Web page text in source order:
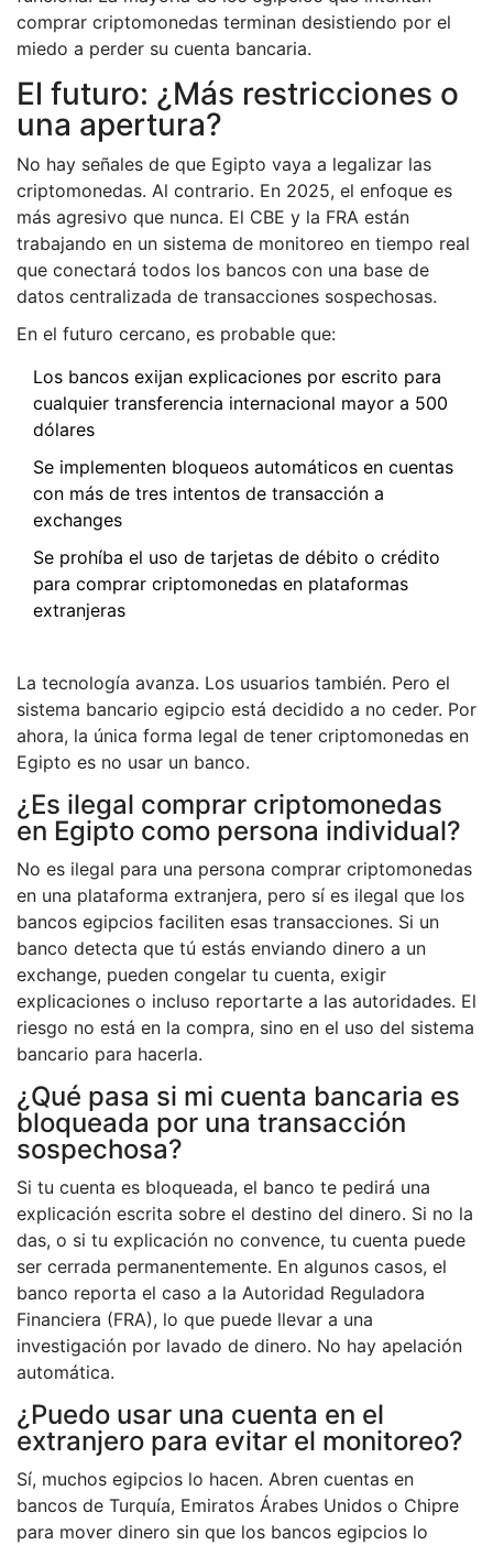
comprar criptomonedas terminan desistiendo por el
miedo a perder su cuenta bancaria.
El futuro: ¿Más restricciones o
una apertura?
No hay señales de que Egipto vaya a legalizar las
criptomonedas. Al contrario. En 2025, el enfoque es
más agresivo que nunca. El CBE y la FRA están
trabajando en un sistema de monitoreo en tiempo real
que conectará todos los bancos con una base de
datos centralizada de transacciones sospechosas.
En el futuro cercano, es probable que:
Los bancos exijan explicaciones por escrito para
cualquier transferencia internacional mayor a 500
dólares
Se implementen bloqueos automáticos en cuentas
con más de tres intentos de transacción a
exchanges
Se prohíba el uso de tarjetas de débito o crédito
para comprar criptomonedas en plataformas
extranjeras
La tecnología avanza. Los usuarios también. Pero el
sistema bancario egipcio está decidido a no ceder. Por
ahora, la única forma legal de tener criptomonedas en
Egipto es no usar un banco.
¿Es ilegal comprar criptomonedas
en Egipto como persona individual?
No es ilegal para una persona comprar criptomonedas
en una plataforma extranjera, pero sí es ilegal que los
bancos egipcios faciliten esas transacciones. Si un
banco detecta que tú estás enviando dinero a un
exchange, pueden congelar tu cuenta, exigir
explicaciones o incluso reportarte a las autoridades. El
riesgo no está en la compra, sino en el uso del sistema
bancario para hacerla.
¿Qué pasa si mi cuenta bancaria es
bloqueada por una transacción
sospechosa?
Si tu cuenta es bloqueada, el banco te pedirá una
explicación escrita sobre el destino del dinero. Si no la
das, o si tu explicación no convence, tu cuenta puede
ser cerrada permanentemente. En algunos casos, el
banco reporta el caso a la Autoridad Reguladora
Financiera (FRA), lo que puede llevar a una
investigación por lavado de dinero. No hay apelación
automática.
¿Puedo usar una cuenta en el
extranjero para evitar el monitoreo?
Sí, muchos egipcios lo hacen. Abren cuentas en
bancos de Turquía, Emiratos Árabes Unidos o Chipre
para mover dinero sin que los bancos egipcios lo